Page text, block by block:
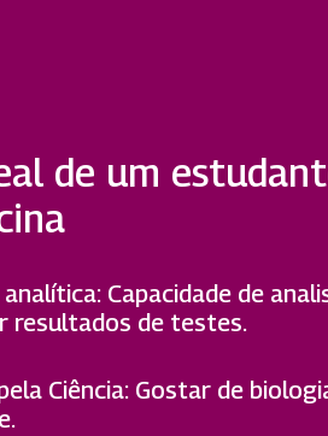
de um
analítica: Capacidade de
resultados de testes.
Ciência: Gostar de